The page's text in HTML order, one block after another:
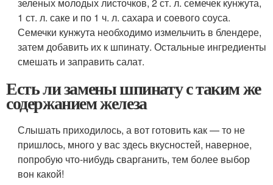
1 ст. л. саке и по 1 ч. л. сахара и соевого соуса.
Семечки кунжута необходимо измельчить в блендере,
затем добавить их к шпинату. Остальные ингредиенты
смешать и заправить салат.
Есть ли замены шпинату с таким же
содержанием железа
Слышать приходилось, а вот готовить как — то не
пришлось, много у вас здесь вкусностей, наверное,
попробую что-нибудь сварганить, тем более выбор
вон какой!